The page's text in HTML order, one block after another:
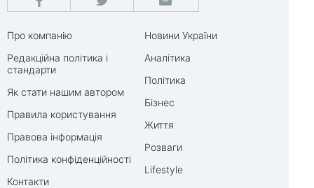
Про компанію
Редакційна політика і
стандарти
Як стати нашим автором
Правила користування
Правова інформація
Політика конфіденційності
Контакти
Новини України
Аналітика
Політика
Бізнес
Життя
Розваги
Lifestyle